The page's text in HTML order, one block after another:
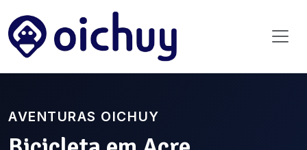
AVENTURAS OICHUY